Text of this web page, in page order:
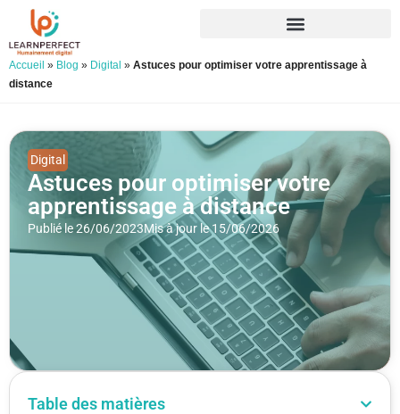
Accueil » Blog » Digital » Astuces pour optimiser votre apprentissage à
distance
Digital
Astuces pour optimiser votre
apprentissage à distance
Publié le 26/06/2023Mis à jour le 15/06/2026
Table des matières